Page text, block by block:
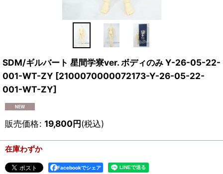
SDM/ギルバート 星間学寮ver. ボディのみ Y-26-05-22-
001-WT-ZY [2100070000072173-Y-26-05-22-
001-WT-ZY]
販売価格: 19,800円(税込)
在庫わずか
Facebookでシェア